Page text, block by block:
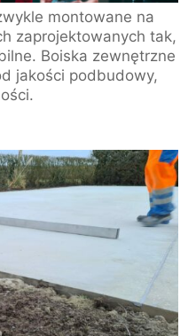
montowane na
zaprojektowanych tak,
Boiska zewnętrzne
jakości podbudowy,